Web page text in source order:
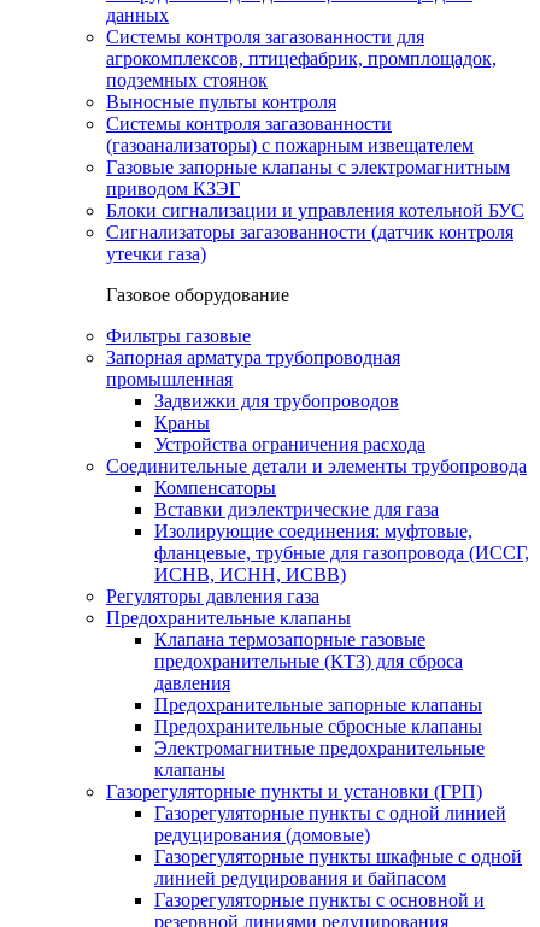
данных
Системы контроля загазованности для
агрокомплексов, птицефабрик, промплощадок,
подземных стоянок
Выносные пульты контроля
Системы контроля загазованности
(газоанализаторы) с пожарным извещателем
Газовые запорные клапаны с электромагнитным
приводом КЗЭГ
Блоки сигнализации и управления котельной БУС
Сигнализаторы загазованности (датчик контроля
утечки газа)
Газовое оборудование
Фильтры газовые
Запорная арматура трубопроводная
промышленная
Задвижки для трубопроводов
Краны
Устройства ограничения расхода
Соединительные детали и элементы трубопровода
Компенсаторы
Вставки диэлектрические для газа
Изолирующие соединения: муфтовые,
фланцевые, трубные для газопровода (ИССГ,
ИСНВ, ИСНН, ИСВВ)
Регуляторы давления газа
Предохранительные клапаны
Клапана термозапорные газовые
предохранительные (КТЗ) для сброса
давления
Предохранительные запорные клапаны
Предохранительные сбросные клапаны
Электромагнитные предохранительные
клапаны
Газорегуляторные пункты и установки (ГРП)
Газорегуляторные пункты с одной линией
редуцирования (домовые)
Газорегуляторные пункты шкафные с одной
линией редуцирования и байпасом
Газорегуляторные пункты с основной и
резервной линиями редуцирования